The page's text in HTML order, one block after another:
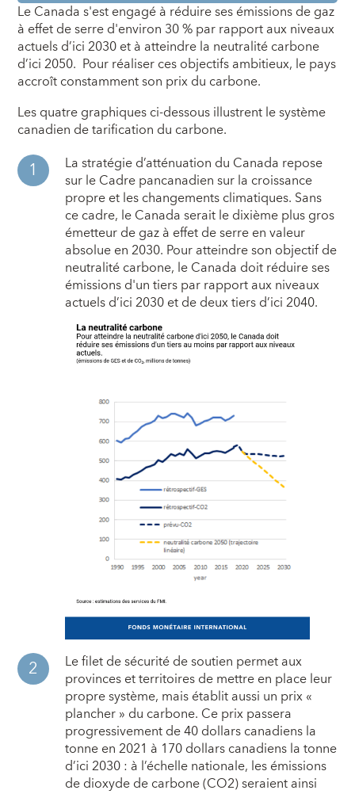
Le Canada s'est engagé à réduire ses émissions de gaz
à effet de serre d'environ 30 % par rapport aux niveaux
actuels d’ici 2030 et à atteindre la neutralité carbone
d’ici 2050. Pour réaliser ces objectifs ambitieux, le pays
accroît constamment son prix du carbone.
Les quatre graphiques ci-dessous illustrent le système
canadien de tarification du carbone.
La stratégie d’atténuation du Canada repose
sur le Cadre pancanadien sur la croissance
propre et les changements climatiques. Sans
ce cadre, le Canada serait le dixième plus gros
émetteur de gaz à effet de serre en valeur
absolue en 2030. Pour atteindre son objectif de
neutralité carbone, le Canada doit réduire ses
émissions d'un tiers par rapport aux niveaux
actuels d’ici 2030 et de deux tiers d’ici 2040.
Le filet de sécurité de soutien permet aux
provinces et territoires de mettre en place leur
propre système, mais établit aussi un prix «
plancher » du carbone. Ce prix passera
progressivement de 40 dollars canadiens la
tonne en 2021 à 170 dollars canadiens la tonne
d’ici 2030 : à l’échelle nationale, les émissions
de dioxyde de carbone (CO2) seraient ainsi